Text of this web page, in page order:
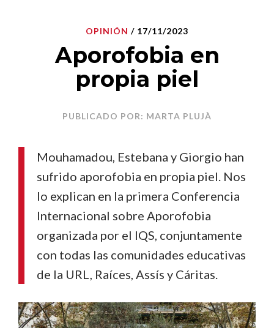
OPINIÓN / 17/11/2023
Aporofobia en
propia piel
PUBLICADO POR: MARTA PLUJÀ
Mouhamadou, Estebana y Giorgio han
sufrido aporofobia en propia piel. Nos
lo explican en la primera Conferencia
Internacional sobre Aporofobia
organizada por el IQS, conjuntamente
con todas las comunidades educativas
de la URL, Raíces, Assís y Cáritas.